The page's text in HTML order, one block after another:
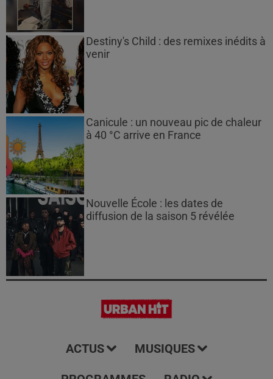
Destiny's Child : des remixes inédits à
venir
Canicule : un nouveau pic de chaleur
à 40 °C arrive en France
Nouvelle École : les dates de
diffusion de la saison 5 révélée
ACTUS MUSIQUES